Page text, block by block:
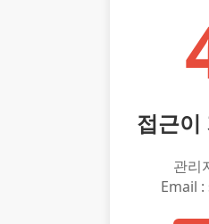
접근이
관리
Email